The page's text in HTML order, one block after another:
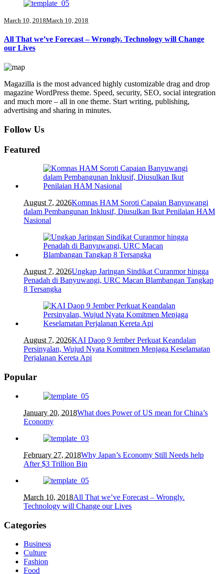
March 10, 2018March 10, 2018
All That we’ve Forecast – Wrongly. Technology will Change
our Lives
Magazilla is the most advanced highly customizable drag and drop
magazine WordPress theme. Speed, security, SEO, social integration
and much more – all in one theme. Start writing, publishing,
advertising and sharing in minutes.
Follow Us
Featured
August 7, 2026Komnas HAM Soroti Capaian Banyuwangi
dalam Pembangunan Inklusif, Diusulkan Ikut Penilaian HAM
Nasional
August 7, 2026Ungkap Jaringan Sindikat Curanmor hingga
Penadah di Banyuwangi, URC Macan Blambangan Tangkap
8 Tersangka
August 7, 2026KAI Daop 9 Jember Perkuat Keandalan
Persinyalan, Wujud Nyata Komitmen Menjaga Keselamatan
Perjalanan Kereta Api
Popular
January 20, 2018What does Power of US mean for China’s
Economy
February 27, 2018Why Japan’s Economy Still Needs help
After $3 Trillion Bin
March 10, 2018All That we’ve Forecast – Wrongly.
Technology will Change our Lives
Categories
Business
Culture
Fashion
Food